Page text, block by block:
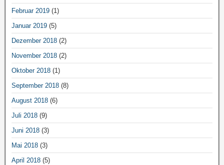
Februar 2019 (1)
Januar 2019 (5)
Dezember 2018 (2)
November 2018 (2)
Oktober 2018 (1)
September 2018 (8)
August 2018 (6)
Juli 2018 (9)
Juni 2018 (3)
Mai 2018 (3)
April 2018 (5)